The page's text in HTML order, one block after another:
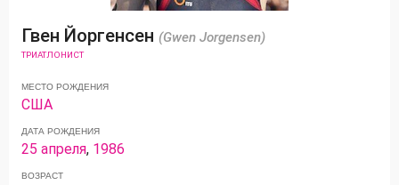
Гвен Йоргенсен (Gwen Jorgensen)
ТРИАТЛОНИСТ
МЕСТО РОЖДЕНИЯ
США
ДАТА РОЖДЕНИЯ
25 апреля, 1986
ВОЗРАСТ